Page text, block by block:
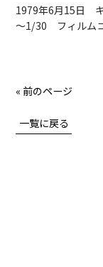
1979年6月15日
～1/30 フィルム
« 前のページ
一覧に戻る